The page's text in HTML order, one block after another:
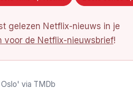
gelezen Netflix-nieuws in je
voor de Netflix-nieuwsbrief!
via TMDb